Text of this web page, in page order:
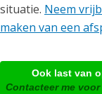
situatie. Neem
maken van een
Ook last van
Contacteer me